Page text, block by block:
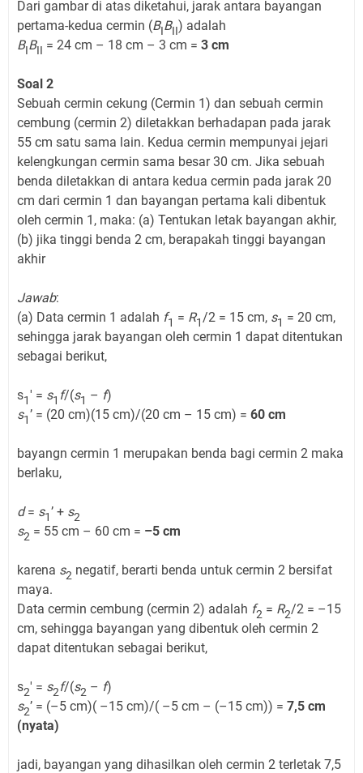
Dari gambar di atas diketahui, jarak antara bayangan
pertama-kedua cermin (BIBII) adalah
BIBII = 24 cm – 18 cm – 3 cm = 3 cm
Soal 2
Sebuah cermin cekung (Cermin 1) dan sebuah cermin
cembung (cermin 2) diletakkan berhadapan pada jarak
55 cm satu sama lain. Kedua cermin mempunyai jejari
kelengkungan cermin sama besar 30 cm. Jika sebuah
benda diletakkan di antara kedua cermin pada jarak 20
cm dari cermin 1 dan bayangan pertama kali dibentuk
oleh cermin 1, maka: (a) Tentukan letak bayangan akhir,
(b) jika tinggi benda 2 cm, berapakah tinggi bayangan
akhir
Jawab:
(a) Data cermin 1 adalah f1 = R1/2 = 15 cm, s1 = 20 cm,
sehingga jarak bayangan oleh cermin 1 dapat ditentukan
sebagai berikut,
s1' = s1 f/(s1 – f)
s1’ = (20 cm)(15 cm)/(20 cm – 15 cm) = 60 cm
bayangn cermin 1 merupakan benda bagi cermin 2 maka
berlaku,
d= s1’ + s2
s2 = 55 cm – 60 cm = –5 cm
karena s2 negatif, berarti benda untuk cermin 2 bersifat
maya.
Data cermin cembung (cermin 2) adalah f2 = R2/2 = –15
cm, sehingga bayangan yang dibentuk oleh cermin 2
dapat ditentukan sebagai berikut,
s2' = s2f/(s2 – f)
s2’ = (–5 cm)( –15 cm)/( –5 cm – (–15 cm)) = 7,5 cm
(nyata)
jadi, bayangan yang dihasilkan oleh cermin 2 terletak 7,5